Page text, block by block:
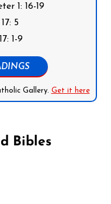
1: 16-19
5
1-9
Gallery. Get it here
Bibles